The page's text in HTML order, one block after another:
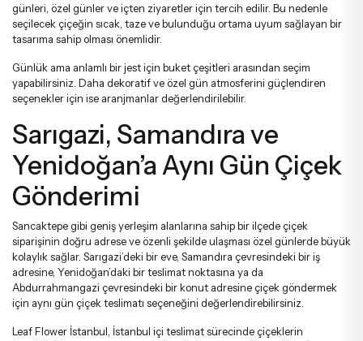
günleri, özel günler ve içten ziyaretler için tercih edilir. Bu nedenle
seçilecek çiçeğin sıcak, taze ve bulunduğu ortama uyum sağlayan bir
tasarıma sahip olması önemlidir.
Günlük ama anlamlı bir jest için buket çeşitleri arasından seçim
yapabilirsiniz. Daha dekoratif ve özel gün atmosferini güçlendiren
seçenekler için ise aranjmanlardeğerlendirilebilir.
Sarıgazi, Samandıra ve
Yenidoğan’a Aynı Gün Çiçek
Gönderimi
Sancaktepe gibi geniş yerleşim alanlarına sahip bir ilçede çiçek
siparişinin doğru adrese ve özenli şekilde ulaşması özel günlerde büyük
kolaylık sağlar. Sarıgazi’deki bir eve, Samandıra çevresindeki bir iş
adresine, Yenidoğan’daki bir teslimat noktasına ya da
Abdurrahmangazi çevresindeki bir konut adresine çiçek göndermek
için aynı gün çiçek teslimatı seçeneğini değerlendirebilirsiniz.
Leaf Flower İstanbul, İstanbul içi teslimat sürecinde çiçeklerin